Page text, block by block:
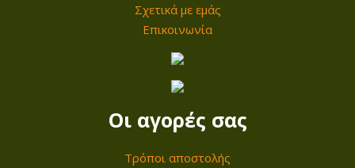
Σχετικά με εμάς
Επικοινωνία
Οι αγορές σας
Τρόποι αποστολής